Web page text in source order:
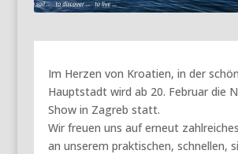
Im Herzen von Kroatien, in der
Hauptstadt wird ab 20. Februar die
Show in Zagreb statt.
Wir freuen uns auf erneut
an unserem praktischen, schnellen,